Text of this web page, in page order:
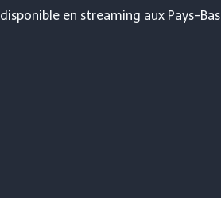
disponible en streaming aux Pays-Bas